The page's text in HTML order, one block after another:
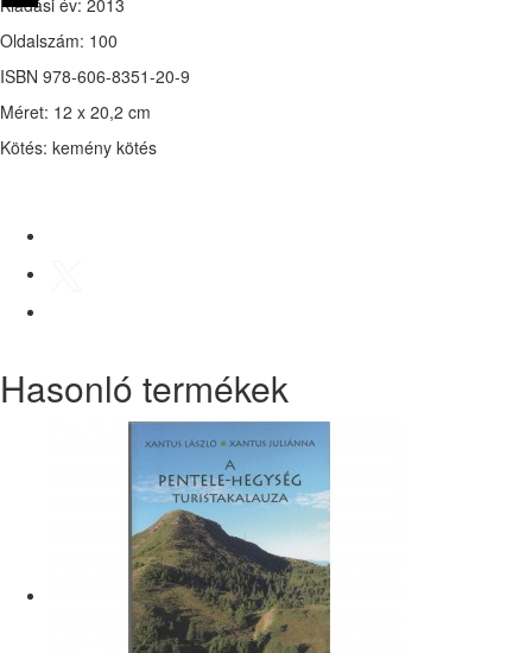
Kiadási év: 2013
Oldalszám: 100
ISBN 978-606-8351-20-9
Méret: 12 x 20,2 cm
Kötés: kemény kötés
Hasonló termékek